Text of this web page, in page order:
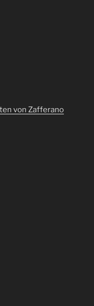
von Zafferano